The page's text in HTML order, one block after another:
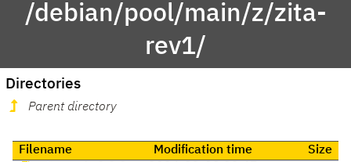
/debian/pool/main/z/zita-
rev1/
Directories
Parent directory
Filename Modification time
Size